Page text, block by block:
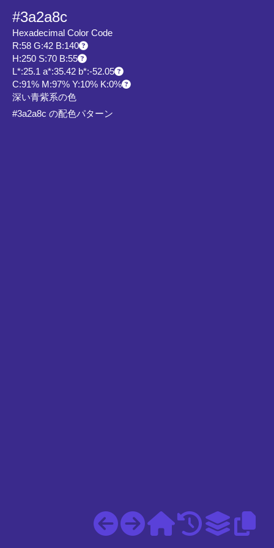
#3a2a8c
Hexadecimal Color Code
R:58 G:42 B:140
H:250 S:70 B:55
L*:25.1 a*:35.42 b*:-52.05
C:91% M:97% Y:10% K:0%
深い青紫系の色
#3a2a8c の配色パターン